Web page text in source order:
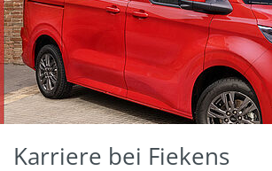
Karriere bei Fiekens